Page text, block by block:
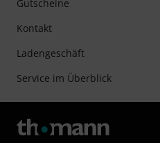
Gutscheine
Kontakt
Ladengeschäft
Service im Überblick